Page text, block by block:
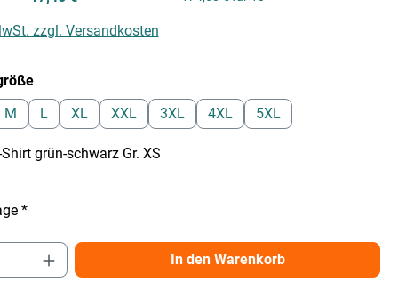
zzgl. Versandkosten
auswählen
M
L XL XXL 3XL 4XL 5XL
grün-schwarz Gr. XS
*
Gib den gewünschten Wert ein
In den Warenkorb